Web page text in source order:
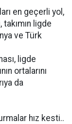
en geçerli yol,
ligde
ve Türk
ligde
ortalarını
da
hız kesti..